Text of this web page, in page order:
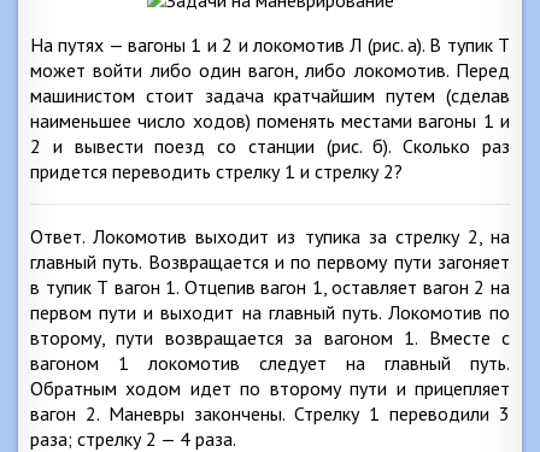
На путях — вагоны 1 и 2 и локомотив Л (рис. а). В тупик Т
может войти либо один вагон, либо локомотив. Перед
машинистом стоит задача кратчайшим путем (сделав
наименьшее число ходов) поменять местами вагоны 1 и
2 и вывести поезд со станции (рис. б). Сколько раз
придется переводить стрелку 1 и стрелку 2?
Ответ. Локомотив выходит из тупика за стрелку 2, на
главный путь. Возвращается и по первому пути загоняет
в тупик Т вагон 1. Отцепив вагон 1, оставляет вагон 2 на
первом пути и выходит на главный путь. Локомотив по
второму, пути возвращается за вагоном 1. Вместе с
вагоном 1 локомотив следует на главный путь.
Обратным ходом идет по второму пути и прицепляет
вагон 2. Маневры закончены. Стрелку 1 переводили 3
раза; стрелку 2 — 4 раза.